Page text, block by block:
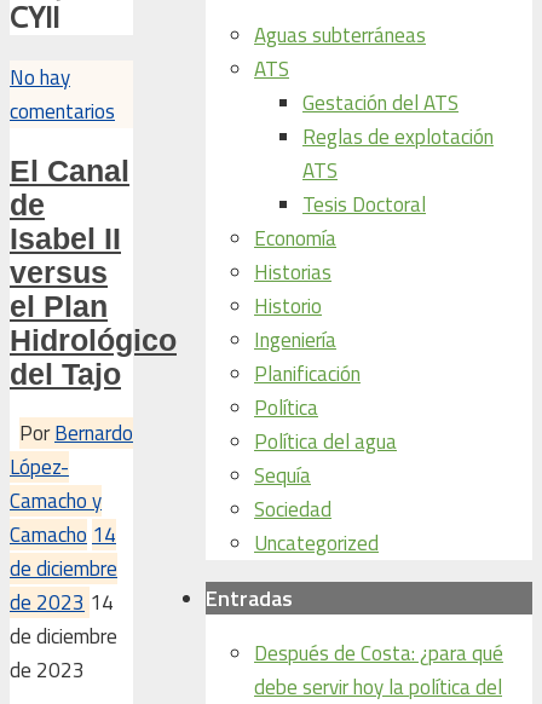
CYII
No hay
comentarios
El Canal
de
Isabel II
versus
el Plan
Hidrológico
del Tajo
PorBernardo
López-
Camacho y
Camacho 14
de diciembre
de 2023 14
de diciembre
de 2023
Aguas subterráneas
ATS
Gestación del ATS
Reglas de explotación
ATS
Tesis Doctoral
Economía
Historias
Historio
Ingeniería
Planificación
Política
Política del agua
Sequía
Sociedad
Uncategorized
Entradas
Después de Costa: ¿para qué
debe servir hoy la política del